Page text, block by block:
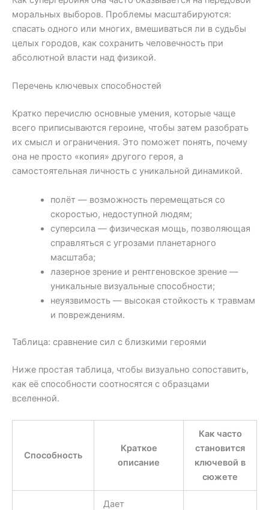
моральных выборов. Проблемы масштабируются:
спасать одного или многих, вмешиваться ли в судьбы
целых городов, как сохранить человечность при
абсолютной власти над физикой.
Перечень ключевых способностей
Кратко перечислю основные умения, которые чаще
всего приписываются героине, чтобы затем разобрать
их смысл и ограничения. Это поможет понять, почему
она не просто «копия» другого героя, а
самостоятельная личность с уникальной динамикой.
полёт — возможность перемещаться со
скоростью, недоступной людям;
суперсила — физическая мощь, позволяющая
справляться с угрозами планетарного
масштаба;
лазерное зрение и рентгеновское зрение —
уникальные визуальные способности;
неуязвимость — высокая стойкость к травмам
и повреждениям.
Таблица: сравнение сил с близкими героями
Ниже простая таблица, чтобы визуально сопоставить,
как её способности соотносятся с образцами
вселенной.
Способность
Краткое
описание
Как часто
становится
ключевой в
сюжете
Дает